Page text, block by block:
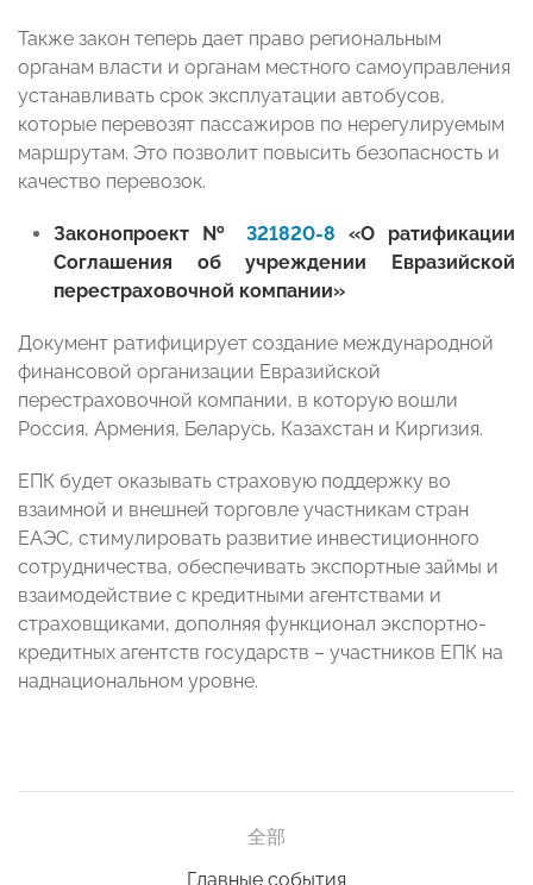
Также закон теперь дает право региональным
органам власти и органам местного самоуправления
устанавливать срок эксплуатации автобусов,
которые перевозят пассажиров по нерегулируемым
маршрутам. Это позволит повысить безопасность и
качество перевозок.
Законопроект № 321820-8 «О ратификации
Соглашения об учреждении Евразийской
перестраховочной компании»
Документ ратифицирует создание международной
финансовой организации Евразийской
перестраховочной компании, в которую вошли
Россия, Армения, Беларусь, Казахстан и Киргизия.
ЕПК будет оказывать страховую поддержку во
взаимной и внешней торговле участникам стран
ЕАЭС, стимулировать развитие инвестиционного
сотрудничества, обеспечивать экспортные займы и
взаимодействие с кредитными агентствами и
страховщиками, дополняя функционал экспортно-
кредитных агентств государств – участников ЕПК на
наднациональном уровне.
全部
Главные события